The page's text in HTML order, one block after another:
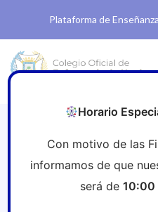
Plataforma de
destinos
traslado para la
básicas vacantes
Horario
Con motivo de las
informamos de que
será de 10:00